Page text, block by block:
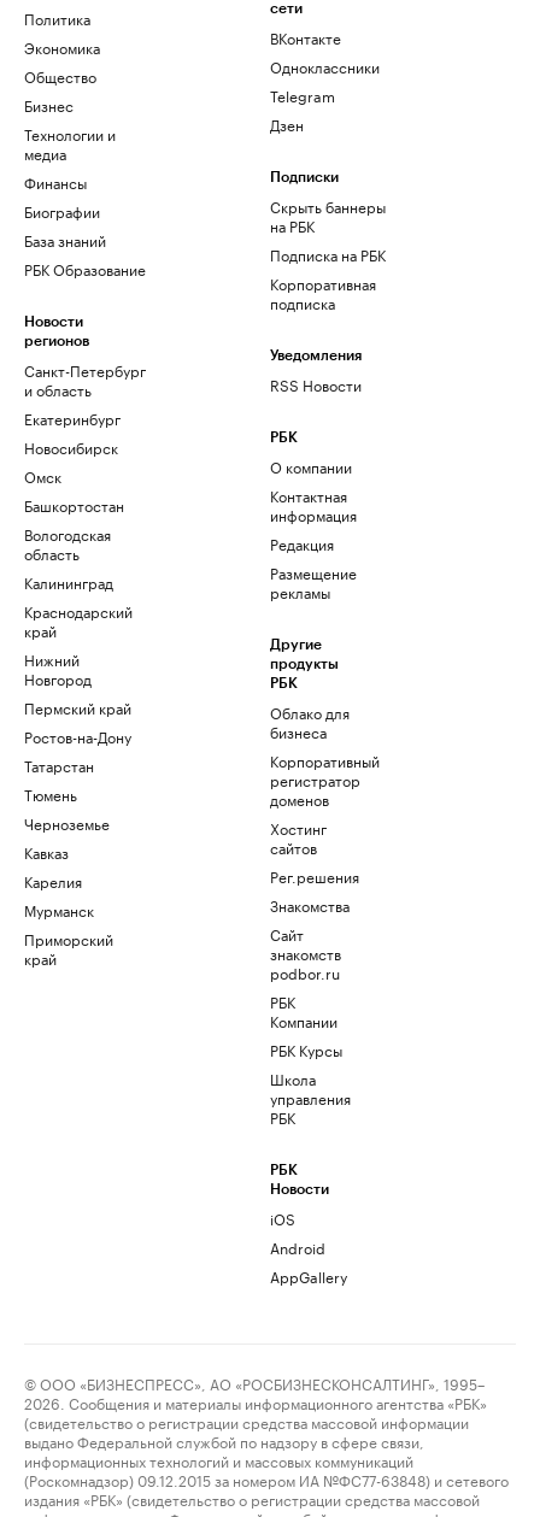
Политика
Экономика
Общество
Бизнес
Технологии и
медиа
Финансы
Биографии
База знаний
РБК Образование
Новости
регионов
Санкт-Петербург
и область
Екатеринбург
Новосибирск
Омск
Башкортостан
Вологодская
область
Калининград
Краснодарский
край
Нижний
Новгород
Пермский край
Ростов-на-Дону
Татарстан
Тюмень
Черноземье
Кавказ
Карелия
Мурманск
Приморский
край
сети
ВКонтакте
Одноклассники
Telegram
Дзен
Подписки
Скрыть баннеры
на РБК
Подписка на РБК
Корпоративная
подписка
Уведомления
RSS Новости
РБК
О компании
Контактная
информация
Редакция
Размещение
рекламы
Другие
продукты
РБК
Облако для
бизнеса
Корпоративный
регистратор
доменов
Хостинг
сайтов
Рег.решения
Знакомства
Сайт
знакомств
podbor.ru
РБК
Компании
РБК Курсы
Школа
управления
РБК
РБК
Новости
iOS
Android
AppGallery
© ООО «БИЗНЕСПРЕСС», АО «РОСБИЗНЕСКОНСАЛТИНГ», 1995–
2026. Сообщения и материалы информационного агентства «РБК»
(свидетельство о регистрации средства массовой информации
выдано Федеральной службой по надзору в сфере связи,
информационных технологий и массовых коммуникаций
(Роскомнадзор) 09.12.2015 за номером ИА №ФС77-63848) и сетевого
издания «РБК» (свидетельство о регистрации средства массовой